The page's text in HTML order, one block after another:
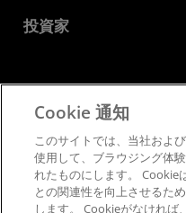
ケース スタディ
AMD パートナー ハブ
投資家
財務情報
取締役会
SEC 提出書類
サプライ
公正で
Cookie 通知
このサイトでは、当社およ
使用して、ブラウジング体
れたものにします。 Cookie
との関連性を向上させるた
します。 Cookieがなければ